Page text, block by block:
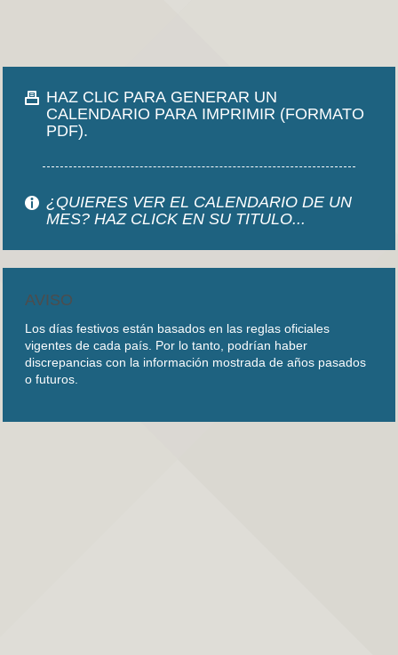
HAZ CLIC PARA GENERAR UN
CALENDARIO PARA IMPRIMIR (FORMATO
PDF).
¿QUIERES VER EL CALENDARIO DE UN
MES? HAZ CLICK EN SU TITULO...
AVISO
Los días festivos están basados en las reglas oficiales
vigentes de cada país. Por lo tanto, podrían haber
discrepancias con la información mostrada de años pasados
o futuros.